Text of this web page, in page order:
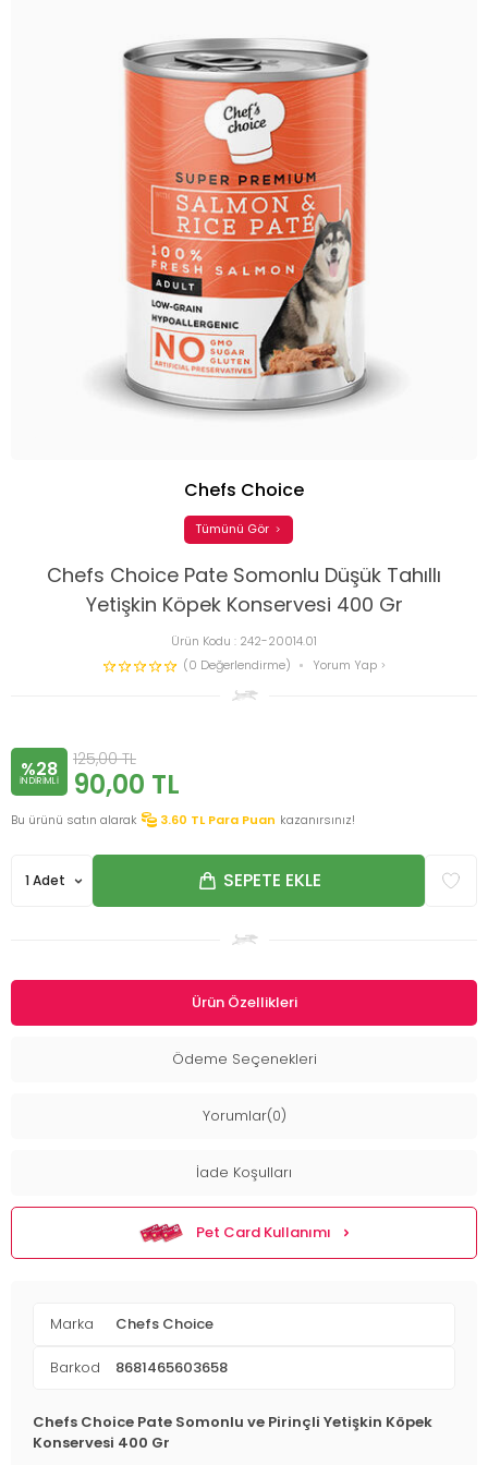
Chefs Choice Pate Somonlu Düşük Tahıllı
Yetişkin Köpek Konservesi 400 Gr
Ürün Kodu : 242-20014.01
(0 Değerlendirme)
Yorum Yap
Chefs Choice
Tümünü Gör
%28
INDIRIMLI
125,00TL
90,00 TL
Bu ürünü satın alarak 3.60 TL Para Puan kazanırsınız!
SEPETE EKLE
Ürün Özellikleri
Ödeme Seçenekleri
Yorumlar(0)
İade Koşulları
Pet Card Kullanımı
Marka Chefs Choice
Barkod 8681465603658
Chefs Choice Pate Somonlu ve Pirinçli Yetişkin Köpek
Konservesi 400 Gr